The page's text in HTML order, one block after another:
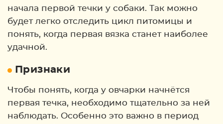
начала первой течки у собаки. Так можно
будет легко отследить цикл питомицы и
понять, когда первая вязка станет наиболее
удачной.
Признаки
Чтобы понять, когда у овчарки начнётся
первая течка, необходимо тщательно за ней
наблюдать. Особенно это важно в период